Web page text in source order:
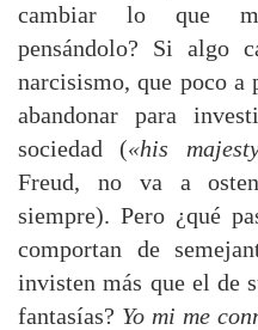
cambiar lo que
pensándolo? Si algo
narcisismo, que poco a
abandonar para
sociedad («his
Freud, no va a
siempre). Pero ¿qué
comportan de
invisten más que el de
fantasías? Yo mi me